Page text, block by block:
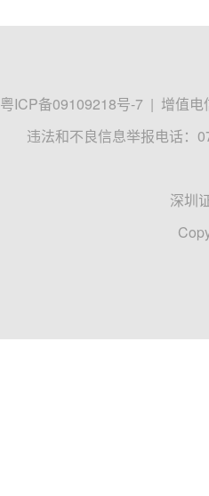
粤ICP备09109218号-7 | 增值电
违法和不良信息举报电话：
深圳